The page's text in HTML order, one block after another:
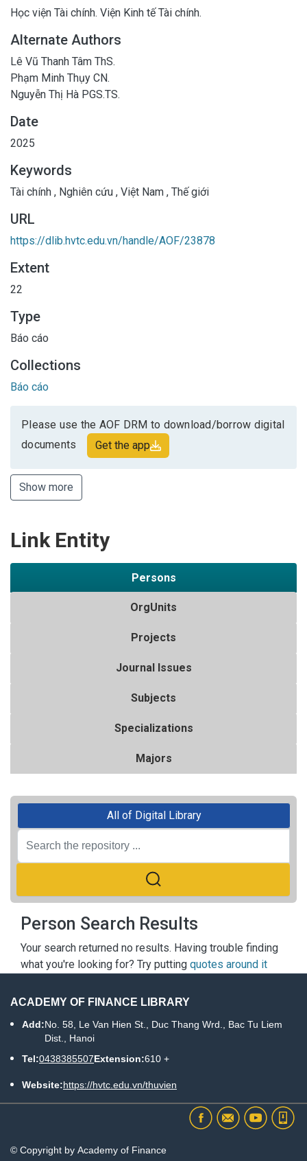
Học viện Tài chính. Viện Kinh tế Tài chính.
Alternate Authors
Lê Vũ Thanh Tâm ThS.
Phạm Minh Thụy CN.
Nguyễn Thị Hà PGS.TS.
Date
2025
Keywords
Tài chính , Nghiên cứu , Việt Nam , Thế giới
URL
https://dlib.hvtc.edu.vn/handle/AOF/23878
Extent
22
Type
Báo cáo
Collections
Báo cáo
Please use the AOF DRM to download/borrow digital
documents
Get the app
Show more
Link Entity
Persons
OrgUnits
Projects
Journal Issues
Subjects
Specializations
Majors
All of Digital Library
Person Search Results
Your search returned no results. Having trouble finding
what you're looking for? Try putting quotes around it
ACADEMY OF FINANCE LIBRARY
Add:No. 58, Le Van Hien St., Duc Thang Wrd., Bac Tu Liem
Dist., Hanoi
Tel:0438385507Extension:610 +
Website:https://hvtc.edu.vn/thuvien
© Copyright by Academy of Finance